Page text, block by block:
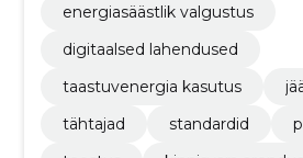
energiasäästlik valgustus
digitaalsed lahendused
taastuvenergia kasutus
tähtajad
standardid